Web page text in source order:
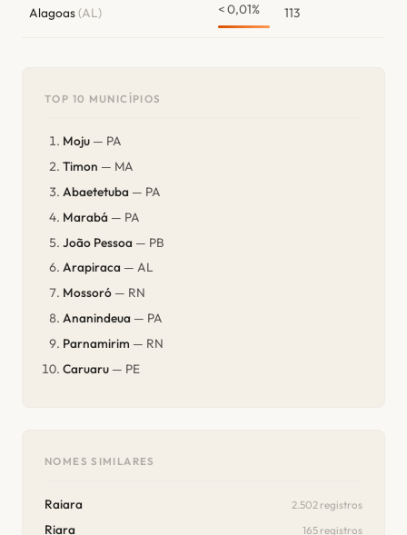
Alagoas(AL) < 0,01% 113
TOP 10 MUNICÍPIOS
Moju — PA
Timon — MA
Abaetetuba — PA
Marabá — PA
João Pessoa — PB
Arapiraca — AL
Mossoró — RN
Ananindeua — PA
Parnamirim — RN
Caruaru — PE
NOMES SIMILARES
Raiara 2.502 registros
Riara 165 registros